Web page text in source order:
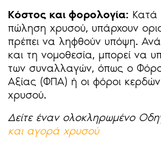
Κόστος και φορολογία: Κατά
πώληση χρυσού, υπάρχουν
πρέπει να ληφθούν υπόψη.
και τη νομοθεσία, μπορεί να
των συναλλαγών, όπως ο
Αξίας (ΦΠΑ) ή οι φόροι
χρυσού.
Δείτε έναν ολοκληρωμένο
και αγορά χρυσού